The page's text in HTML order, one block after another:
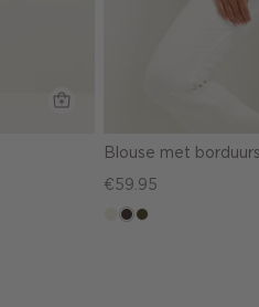
Blouse met
€59.95
ecru
choco,
groen,